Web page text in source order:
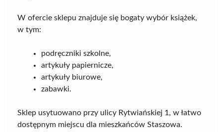
W ofercie sklepu znajduje się bogaty wybór książek,
w tym:
podręczniki szkolne,
artykuły papiernicze,
artykuły biurowe,
zabawki.
Sklep usytuowano przy ulicy Rytwiańskiej 1, w łatwo
dostępnym miejscu dla mieszkańców Staszowa.